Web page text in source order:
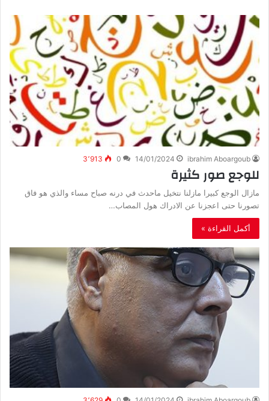
ibrahim Aboargoub
14/01/2024
0 3٬913
للوجع صور كثيرة
مازال الوجع كبيرا مازلنا نتخيل ماحدث في درنه صباح مساء والذي هو فاق
تصورنا حتى اعجزنا عن الادراك هول المصاب…
أكمل القراءة »